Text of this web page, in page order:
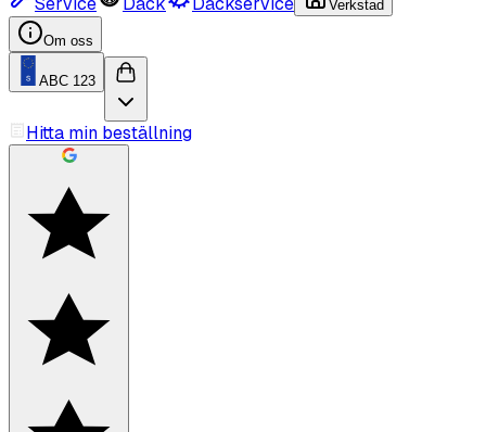
Verkstad
Om oss
ABC 123
Hitta min beställning